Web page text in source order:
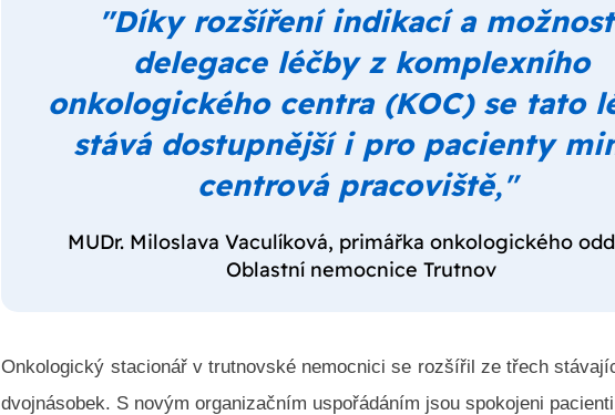
"Díky rozšíření indikací a
delegace léčby z komplexního
onkologického centra (KOC) se tato
stává dostupnější i pro pacienty
centrová pracoviště,"
MUDr. Miloslava Vaculíková, primářka onkologického
Oblastní nemocnice Trutnov
Onkologický stacionář v trutnovské nemocnici se rozšířil ze třech
dvojnásobek. S novým organizačním uspořádáním jsou spokojeni